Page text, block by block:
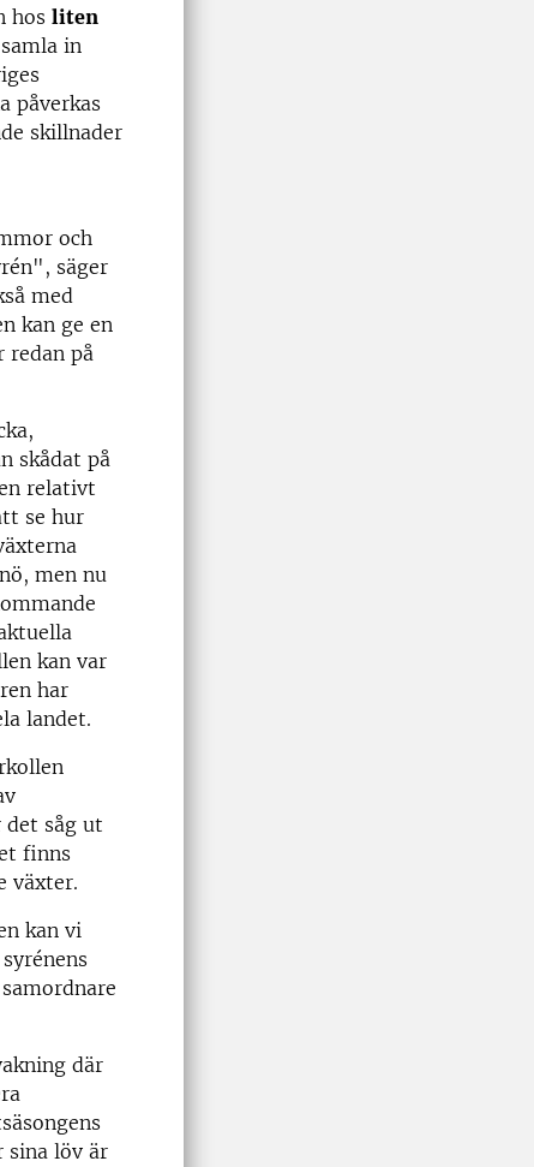
hos liten
in
påverkas
skillnader
och
säger
med
kan ge en
redan på
skådat på
relativt
se hur
men nu
kan var
har
landet.
såg ut
finns
växter.
kan vi
där
sina löv är